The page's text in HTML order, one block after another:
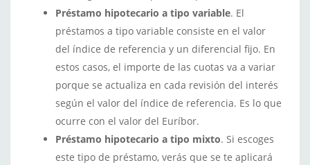
Préstamo hipotecario a tipo variable. El
préstamos a tipo variable consiste en el valor
del índice de referencia y un diferencial fijo. En
estos casos, el importe de las cuotas va a variar
porque se actualiza en cada revisión del interés
según el valor del índice de referencia. Es lo que
ocurre con el valor del Euríbor.
Préstamo hipotecario a tipo mixto. Si escoges
este tipo de préstamo, verás que se te aplicará